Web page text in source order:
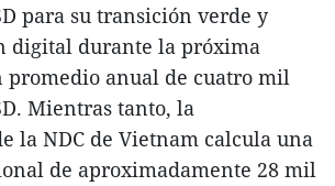
para su transición verde y
digital durante la próxima
promedio anual de cuatro mil
Mientras tanto, la
la NDC de Vietnam calcula una
de aproximadamente 28 mil